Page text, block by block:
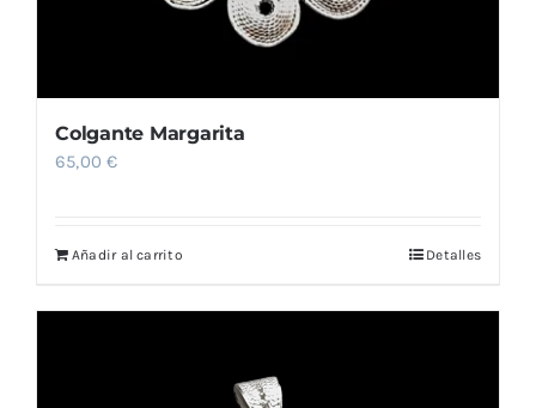
Colgante Margarita
65,00€
Añadir al carrito Detalles